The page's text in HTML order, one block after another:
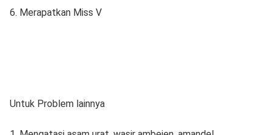
6. Merapatkan Miss V
Untuk Problem lainnya